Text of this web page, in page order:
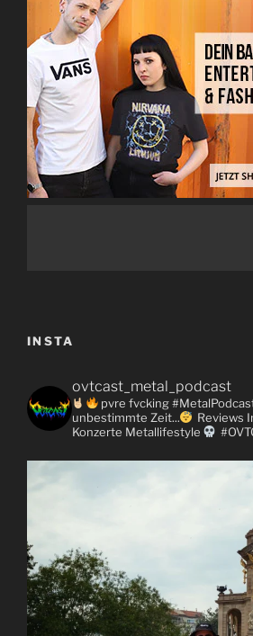
INSTA
ovtcast_metal_podcast
pvre fvcking
unbestimmte Zeit...
Reviews
Konzerte Metallifestyle